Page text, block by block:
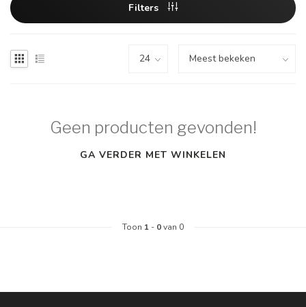
Filters
Geen producten gevonden!
GA VERDER MET WINKELEN
Toon 1 - 0van 0